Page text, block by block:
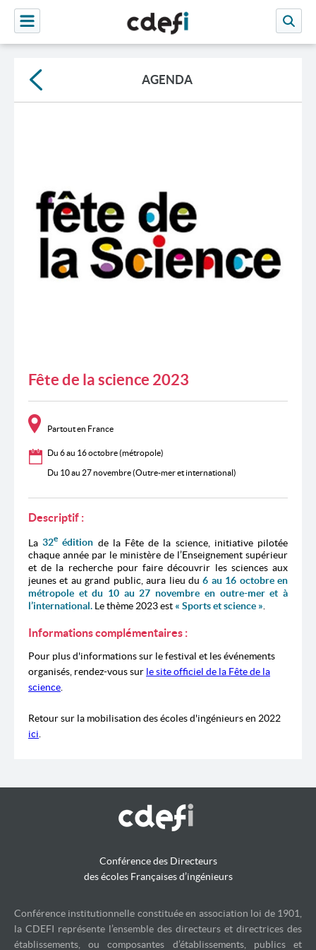
AGENDA
Fête de la science 2023
Partout en France
Du 6 au 16 octobre (métropole)
Du 10 au 27 novembre (Outre-mer et international)
Descriptif :
La 32e édition de la Fête de la science, initiative pilotée
chaque année par le ministère de l’Enseignement supérieur
et de la recherche pour faire découvrir les sciences aux
jeunes et au grand public, aura lieu du6 au 16 octobre en
métropole et du 10 au 27 novembre en outre-mer et à
l’international. Le thème 2023 est « Sports et science »
Informations complémentaires :
Pour plus d'informations sur le festival et les événements
organisés, rendez-vous sur le site officiel de la Fête de la
science
Retour sur la mobilisation des écoles d'ingénieurs en 2022
ici
Conférence des Directeurs
des écoles Françaises d’ingénieurs
Conférence institutionnelle constituée en association loi de 1901,
la CDEFI représente l’ensemble des directeurs et directrices des
établissements, ou composantes d’établissements, publics et